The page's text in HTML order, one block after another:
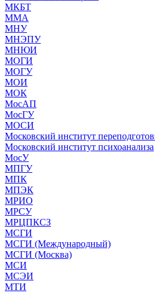
МКБТ
ММА
МНУ
МНЭПУ
МНЮИ
МОГИ
МОГУ
МОИ
МОК
МосАП
МосГУ
МОСИ
Московский институт
Московский институт психоанализа
МосУ
МПГУ
МПК
МПЭК
МРИО
МРСУ
МРЦПКСЗ
МСГИ
МСГИ (Международный)
МСГИ (Москва)
МСИ
МСЭИ
МТИ